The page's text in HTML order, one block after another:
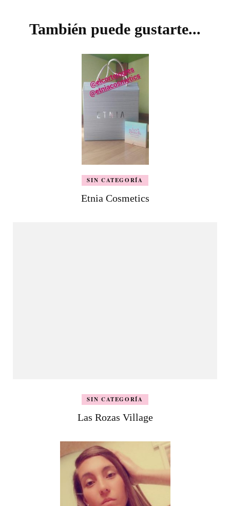
entradas
También puede gustarte...
SIN CATEGORÍA
Etnia Cosmetics
SIN CATEGORÍA
Las Rozas Village